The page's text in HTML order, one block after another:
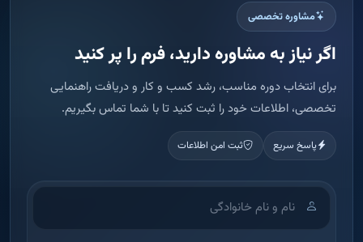
مشاوره تخصصی
اگر نیاز به مشاوره دارید، فرم را پر کنید
برای انتخاب دوره مناسب، رشد کسب و کار و دریافت راهنمایی
تخصصی، اطلاعات خود را ثبت کنید تا با شما تماس بگیریم.
پاسخ سریع ثبت امن اطلاعات